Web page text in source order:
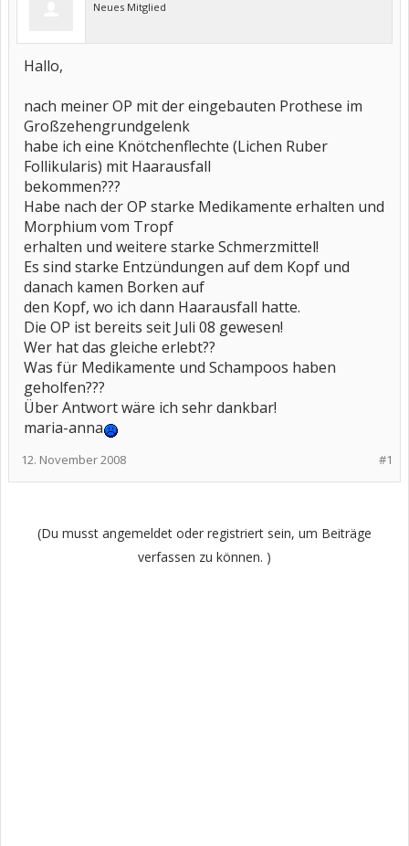
Neues Mitglied
Hallo,
nach meiner OP mit der eingebauten Prothese im
Großzehengrundgelenk
habe ich eine Knötchenflechte (Lichen Ruber
Follikularis) mit Haarausfall
bekommen???
Habe nach der OP starke Medikamente erhalten und
Morphium vom Tropf
erhalten und weitere starke Schmerzmittel!
Es sind starke Entzündungen auf dem Kopf und
danach kamen Borken auf
den Kopf, wo ich dann Haarausfall hatte.
Die OP ist bereits seit Juli 08 gewesen!
Wer hat das gleiche erlebt??
Was für Medikamente und Schampoos haben
geholfen???
Über Antwort wäre ich sehr dankbar!
maria-anna
#1
12. November 2008
(Du musst angemeldet oder registriert sein, um Beiträge
verfassen zu können. )